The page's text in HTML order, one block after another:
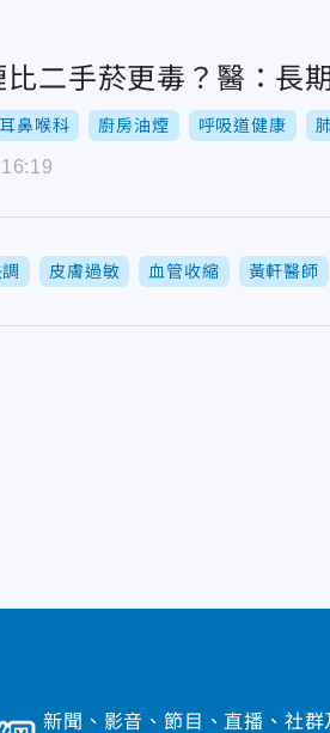
比二手菸更毒？醫：長
耳鼻喉科 廚房油煙 呼吸道健康
皮膚過敏 血管收縮 黃軒醫師
新聞、影音、節目、直播、社